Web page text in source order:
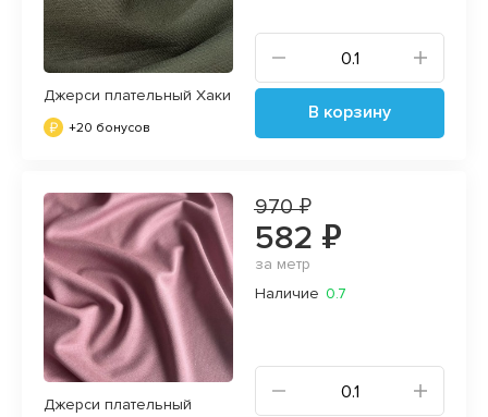
Джерси плательный Хаки
+20 бонусов
В корзину
Джерси плательный
970 ₽
582 ₽
за метр
Наличие 0.7